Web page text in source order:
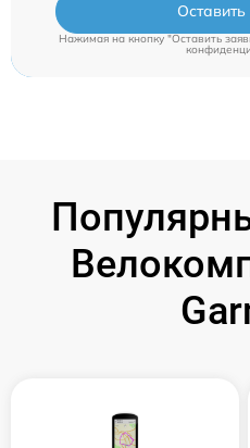
Нажимая на кнопку "Оставить